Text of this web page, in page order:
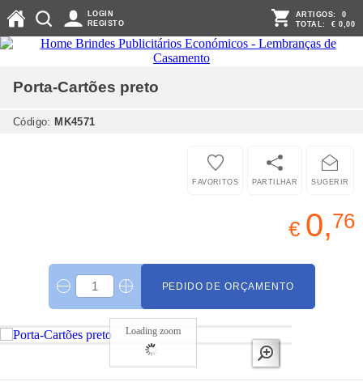
LOGIN
REGISTO
ARTIGOS: 0
TOTAL: € 0,00
Porta-Cartões preto
Código: MK4571
SUGERIR
PARTILHAR
FAVORITOS
€ 0,76
PEDIDO DE ORÇAMENTO
Loading zoom